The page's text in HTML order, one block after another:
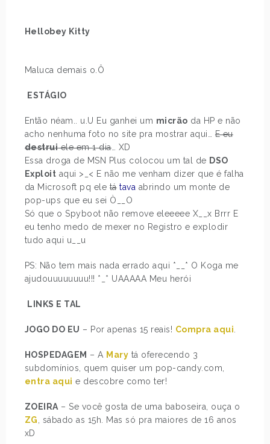
Hellobey Kitty
Maluca demais o.Ô
ESTÁGIO
Então néam.. u.U Eu ganhei um micrão da HP e não
acho nenhuma foto no site pra mostrar aqui… E eu
destruiele em 1 dia… XD
Essa droga de MSN Plus colocou um tal de DSO
Exploit aqui >_< E não me venham dizer que é falha
da Microsoft pq ele tá tava abrindo um monte de
pop-ups que eu sei Ò__O
Só que o Spyboot não remove eleeeee X__x Brrr E
eu tenho medo de mexer no Registro e explodir
tudo aqui u__u
PS: Não tem mais nada errado aqui *__* O Koga me
ajudouuuuuuuu!!! *_* UAAAAA Meu herói
LINKS E TAL
JOGO DO EU – Por apenas 15 reais! Compra aqui
HOSPEDAGEM – A Mary tá oferecendo 3
subdomínios, quem quiser um pop-candy.com,
entra aqui e descobre como ter!
ZOEIRA – Se você gosta de uma baboseira, ouça o
ZG
, sábado as 15h. Mas só pra maiores de 16 anos
xD